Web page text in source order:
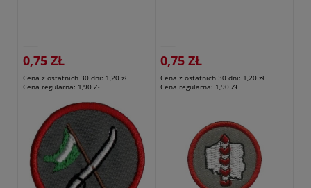
0,75 ZŁ
Cena z ostatnich 30 dni: 1,20 zł
Cena regularna: 1,90 ZŁ
0,75 ZŁ
Cena z ostatnich 30 dni: 1,20 zł
Cena regularna: 1,90 ZŁ